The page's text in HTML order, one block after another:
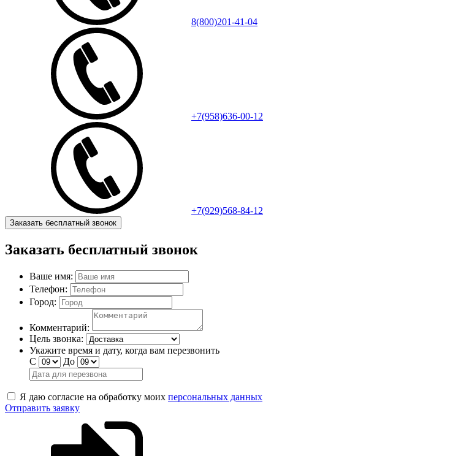
8(800)201-41-04
+7(958)636-00-12
+7(929)568-84-12
Заказать бесплатный звонок
Заказать бесплатный звонок
Ваше имя:
Телефон:
Город:
Комментарий:
Цель звонка:
Укажите время и дату, когда вам перезвонить
С
До
Я даю согласие на обработку моих персональных данных
Отправить заявку